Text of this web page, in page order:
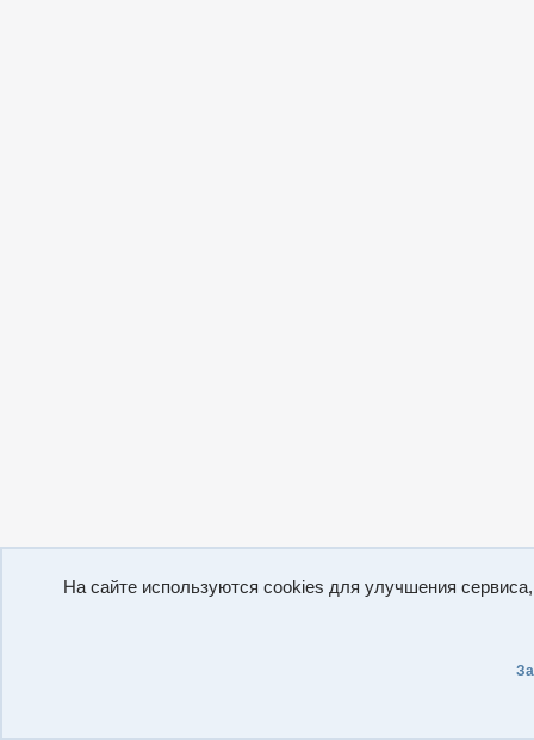
На сайте используются cookies для улучшения